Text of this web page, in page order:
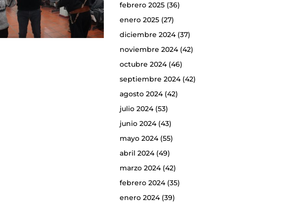
febrero 2025(36)
enero 2025(27)
diciembre 2024(37)
noviembre 2024(42)
octubre 2024(46)
septiembre 2024(42)
agosto 2024(42)
julio 2024(53)
junio 2024(43)
mayo 2024(55)
abril 2024(49)
marzo 2024(42)
febrero 2024(35)
enero 2024(39)